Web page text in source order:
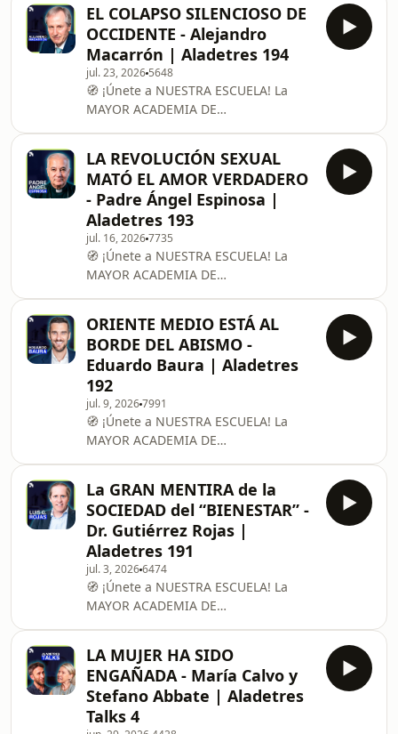
literatura
(DESCUENTO 20% con CÓDIGO
"ALADETRES") --------------------------------
----------------------------------------- El
padre Gustavo Lombardo es un
sacerdote del Instituto del Verbo
Encarnado (IVE), ordenado en 2005 y
máster en Ciencias Sociales y
Humanísticas. Es reconocido
internacionalmente
EL COLAPSO SILENCIOSO DE
OCCIDENTE - Alejandro
Macarrón | Aladetres 194
jul. 23, 2026 5648
🧭 ¡Únete a NUESTRA ESCUELA! La
MAYOR ACADEMIA DE
https://bit.ly/embajador-aladetres
(DESCUENTO 20% con CÓDIGO
"ALADETRES") --------------------------------
-----------------------------------------
Alejandro Macarrón Larumbe es un
ingeniero, consultor y destacado
analista demográfico español que
fundó la Fundación Renacimiento
Demográfico y coordina el
Observatorio Demográf
LA REVOLUCIÓN SEXUAL
MATÓ EL AMOR VERDADERO
- Padre Ángel Espinosa |
Aladetres 193
jul. 16, 20267735
🧭 ¡Únete a NUESTRA ESCUELA! La
MAYOR ACADEMIA DE
https://bit.ly/embajador-aladetres
(DESCUENTO 20% con CÓDIGO
"ALADETRES") --------------------------------
----------------------------------------- El
Padre Ángel Espinosa de los Monteros
es un influyente sacerdote legionario
de Cristo y célebre conferencista
internacional con estudios en Filosofía
y Teología Moral en Roma.
ORIENTE MEDIO ESTÁ AL
BORDE DEL ABISMO -
Eduardo Baura | Aladetres
192
jul. 9, 20267991
🧭 ¡Únete a NUESTRA ESCUELA! La
MAYOR ACADEMIA DE
(DESCUENTO 20% con CÓDIGO
"ALADETRES") --------------------------------
-----------------------------------------
Eduardo Baura García es un
historiador, escritor y docente español
que actualmente se desempeña como
director de los grados de Educación
en la Universidad CEU San Pablo,
instituc
La GRAN MENTIRA de la
SOCIEDAD del “BIENESTAR” -
Dr. Gutiérrez Rojas |
Aladetres 191
jul. 3, 20266474
🧭 ¡Únete a NUESTRA ESCUELA! La
MAYOR ACADEMIA DE
(DESCUENTO 20% con CÓDIGO
"ALADETRES") --------------------------------
----------------------------------------- El Dr.
Luis Gutiérrez Rojas es un prestigioso
LA MUJER HA SIDO
ENGAÑADA - María Calvo y
Stefano Abbate | Aladetres
Talks 4